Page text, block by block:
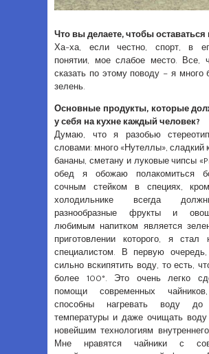
Что вы делаете, чтобы
Ха-ха, если честно, спорт, в
понятии, мое слабое место. Все,
сказать по этому поводу – я много
зелень.
Основные продукты, которые
у себя на кухне каждый человек?
Думаю, что я разобью
словами: много «Нутеллы», сладкий
бананы, сметану и луковые чипсы
обед я обожаю полакомиться
сочным стейком в специях,
холодильнике всегда
разнообразные фрукты и
любимым напитком является
приготовлении которого, я стал
специалистом. В первую
сильно вскипятить воду, то есть,
более 100°. Это очень легко
помощи современных
способны нагревать воду до
температуры и даже очищать воду
новейшим технологиям
Мне нравятся чайники с